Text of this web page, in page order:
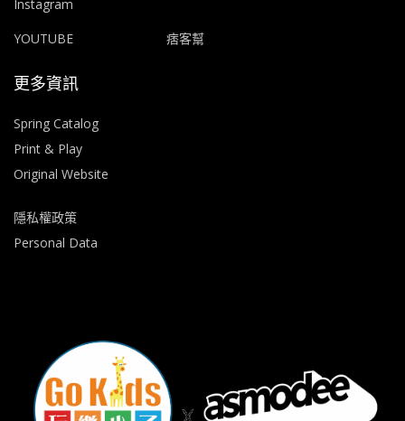
Instagram
YOUTUBE
痞客幫
更多資訊
Spring Catalog
Print & Play
Original Website
隱私權政策
Personal Data